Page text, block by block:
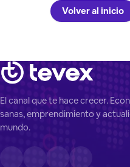
Volver al inicio
El canal que te hace crecer.
sanas, emprendimiento y
mundo.